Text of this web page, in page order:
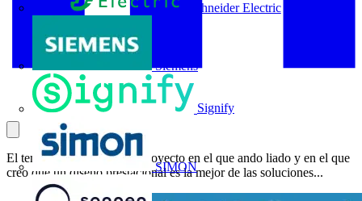
Schneider Electric
Siemens
Signify
SIMON
El tema que me trae es un proyecto en el que ando liado y en el que
creo que un diseño prestacional es la mejor de las soluciones...